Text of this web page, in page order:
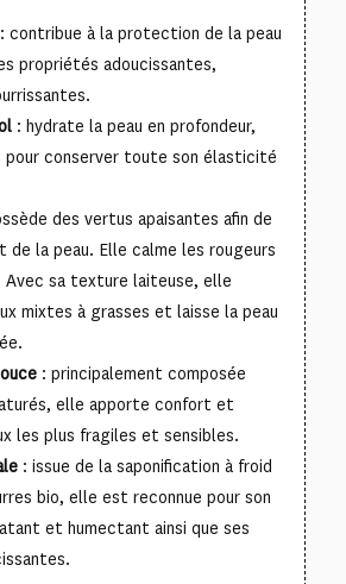
contribue à la protection de la peau
propriétés adoucissantes,
: hydrate la peau en profondeur,
pour conserver toute son élasticité
des vertus apaisantes afin de
de la peau. Elle calme les rougeurs
sa texture laiteuse, elle
mixtes à grasses et laisse la peau
: principalement composée
elle apporte confort et
les plus fragiles et sensibles.
: issue de la saponification à froid
bio, elle est reconnue pour son
et humectant ainsi que ses